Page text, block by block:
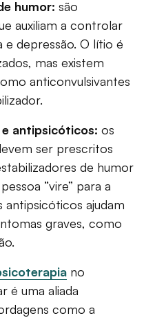
humor: são
auxiliam a controlar
e depressão. O lítio é
mas existem
anticonvulsivantes
antipsicóticos: os
ser prescritos
de humor
“vire” para a
antipsicóticos ajudam
graves, como
no
é uma aliada
como a